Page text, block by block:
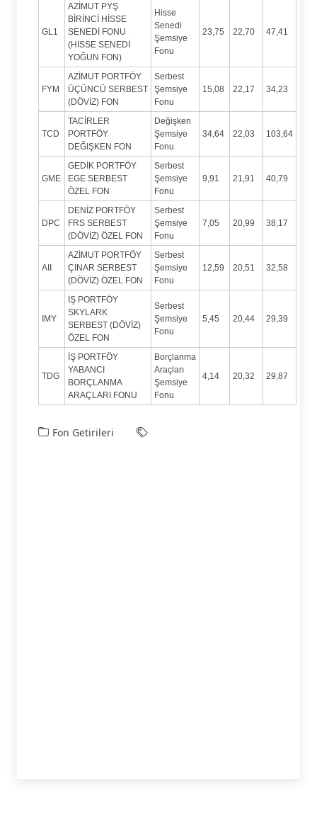
GL1
AZİMUT PYŞ
BİRİNCİ HİSSE
SENEDİ FONU
(HİSSE SENEDİ
YOĞUN FON)
Hisse
Senedi
Şemsiye
Fonu
23,75 22,70 47,41
FYM
AZİMUT PORTFÖY
ÜÇÜNCÜ SERBEST
(DÖVİZ) FON
Serbest
Şemsiye
Fonu
15,08 22,17 34,23
TCD
TACİRLER
PORTFÖY
DEĞIŞKEN FON
Değişken
Şemsiye
Fonu
34,64 22,03 103,64
GME
GEDİK PORTFÖY
EGE SERBEST
ÖZEL FON
Serbest
Şemsiye
Fonu
9,91 21,91 40,79
DPC
DENİZ PORTFÖY
FRS SERBEST
(DÖVİZ) ÖZEL FON
Serbest
Şemsiye
Fonu
7,05 20,99 38,17
AII
AZİMUT PORTFÖY
ÇINAR SERBEST
(DÖVİZ) ÖZEL FON
Serbest
Şemsiye
Fonu
12,59 20,51 32,58
IMY
İŞ PORTFÖY
SKYLARK
SERBEST (DÖVİZ)
ÖZEL FON
Serbest
Şemsiye
Fonu
5,45 20,44 29,39
TDG
İŞ PORTFÖY
YABANCI
BORÇLANMA
ARAÇLARI FONU
Borçlanma
Araçları
Şemsiye
Fonu
4,14 20,32 29,87
Fon Getirileri